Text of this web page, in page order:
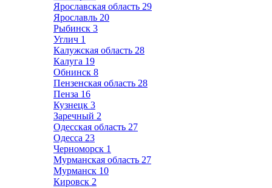
Ярославская область 29
Ярославль 20
Рыбинск 3
Углич 1
Калужская область 28
Калуга 19
Обнинск 8
Пензенская область 28
Пенза 16
Кузнецк 3
Заречный 2
Одесская область 27
Одесса 23
Черноморск 1
Мурманская область 27
Мурманск 10
Кировск 2